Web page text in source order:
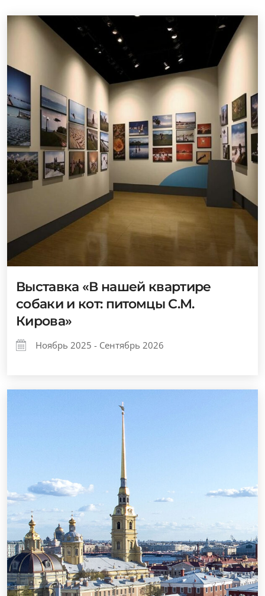
Выставка «В нашей квартире
собаки и кот: питомцы С.М.
Кирова»
Ноябрь 2025 - Сентябрь 2026